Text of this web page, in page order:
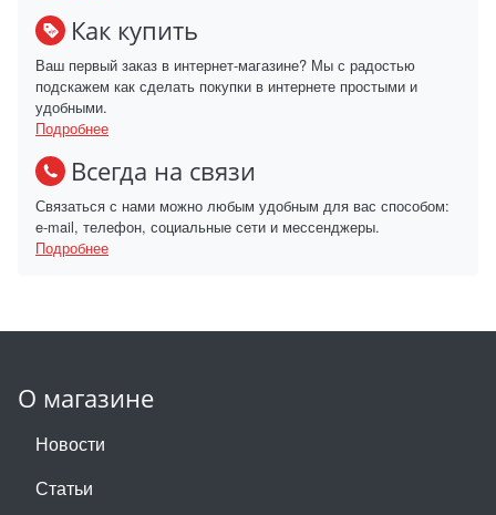
Как купить
Ваш первый заказ в интернет-магазине? Мы с радостью
подскажем как сделать покупки в интернете простыми и
удобными.
Подробнее
Всегда на связи
Связаться с нами можно любым удобным для вас способом:
e-mail, телефон, социальные сети и мессенджеры.
Подробнее
О магазине
Новости
Статьи